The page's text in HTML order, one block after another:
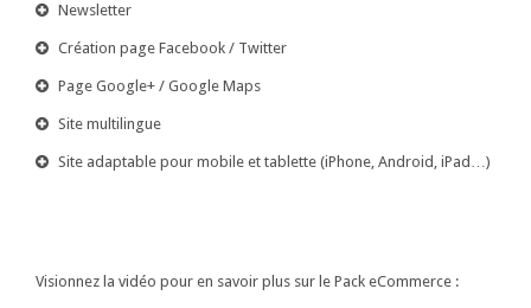
Newsletter
Création page Facebook / Twitter
Page Google+ / Google Maps
Site multilingue
Site adaptable pour mobile et tablette (iPhone, Android, iPad…)
Visionnez la vidéo pour en savoir plus sur le Pack eCommerce :